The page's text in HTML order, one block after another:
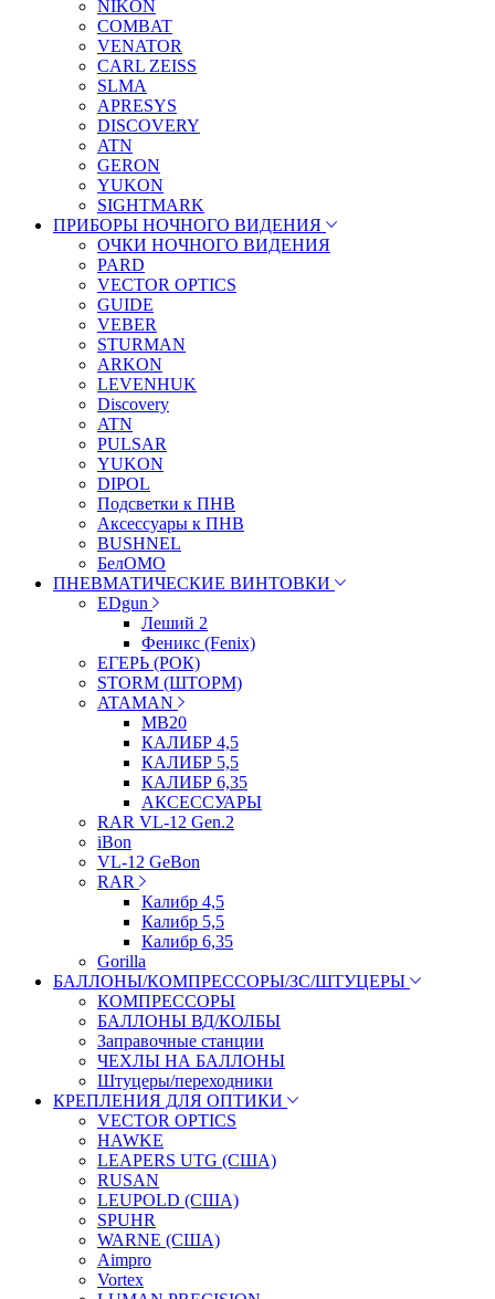
NIKON
COMBAT
VENATOR
CARL ZEISS
SLMA
APRESYS
DISCOVERY
ATN
GERON
YUKON
SIGHTMARK
ПРИБОРЫ НОЧНОГО ВИДЕНИЯ
ОЧКИ НОЧНОГО ВИДЕНИЯ
PARD
VECTOR OPTICS
GUIDE
VEBER
STURMAN
ARKON
LEVENHUK
Discovery
ATN
PULSAR
YUKON
DIPOL
Подсветки к ПНВ
Аксессуары к ПНВ
BUSHNEL
БелОМО
ПНЕВМАТИЧЕСКИЕ ВИНТОВКИ
EDgun
Леший 2
Феникс (Fenix)
ЕГЕРЬ (РОК)
STORM (ШТОРМ)
ATAMAN
МВ20
КАЛИБР 4,5
КАЛИБР 5,5
КАЛИБР 6,35
АКСЕССУАРЫ
RAR VL-12 Gen.2
iBon
VL-12 GeBon
RAR
Калибр 4,5
Калибр 5,5
Калибр 6,35
Gorilla
БАЛЛОНЫ/КОМПРЕССОРЫ/ЗС/ШТУЦЕРЫ
КОМПРЕССОРЫ
БАЛЛОНЫ ВД/КОЛБЫ
Заправочные станции
ЧЕХЛЫ НА БАЛЛОНЫ
Штуцеры/переходники
КРЕПЛЕНИЯ ДЛЯ ОПТИКИ
VECTOR OPTICS
HAWKE
LEAPERS UTG (США)
RUSAN
LEUPOLD (США)
SPUHR
WARNE (США)
Aimpro
Vortex